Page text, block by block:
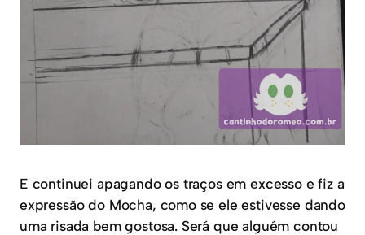
E continuei apagando os traços em excesso e fiz a
expressão do Mocha, como se ele estivesse dando
uma risada bem gostosa. Será que alguém contou